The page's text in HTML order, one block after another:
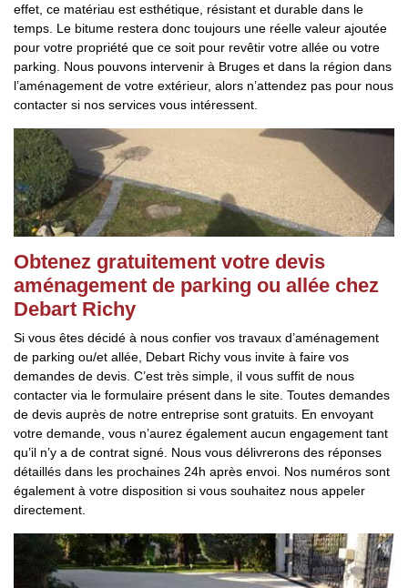
effet, ce matériau est esthétique, résistant et durable dans le
temps. Le bitume restera donc toujours une réelle valeur ajoutée
pour votre propriété que ce soit pour revêtir votre allée ou votre
parking. Nous pouvons intervenir à Bruges et dans la région dans
l’aménagement de votre extérieur, alors n’attendez pas pour nous
contacter si nos services vous intéressent.
Obtenez gratuitement votre devis
aménagement de parking ou allée chez
Debart Richy
Si vous êtes décidé à nous confier vos travaux d’aménagement
de parking ou/et allée, Debart Richy vous invite à faire vos
demandes de devis. C’est très simple, il vous suffit de nous
contacter via le formulaire présent dans le site. Toutes demandes
de devis auprès de notre entreprise sont gratuits. En envoyant
votre demande, vous n’aurez également aucun engagement tant
qu’il n’y a de contrat signé. Nous vous délivrerons des réponses
détaillés dans les prochaines 24h après envoi. Nos numéros sont
également à votre disposition si vous souhaitez nous appeler
directement.